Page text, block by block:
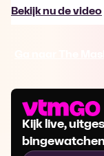
Bekijk nu de video
Kijk live,
bingewatchen